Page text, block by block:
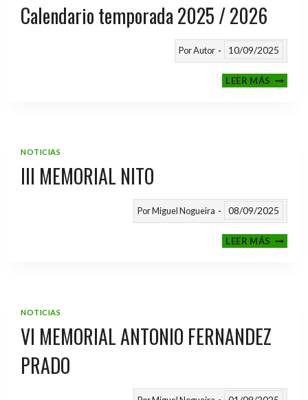
Calendario temporada 2025 / 2026
PorAutor 10/09/2025
LEER MÁS
NOTICIAS
III MEMORIAL NITO
PorMiguel Nogueira 08/09/2025
LEER MÁSIII
NOTICIAS
VI MEMORIAL ANTONIO FERNANDEZ
PRADO